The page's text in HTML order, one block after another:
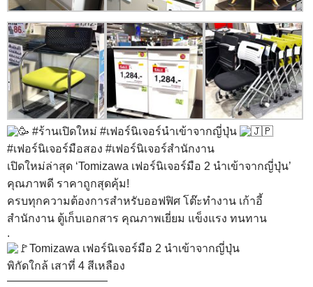
#ร้านเปิดใหม่ #เฟอร์นิเจอร์นำเข้าจากญี่ปุ่น
#เฟอร์นิเจอร์มือสอง #เฟอร์นิเจอร์สำนักงาน
เปิดใหม่ล่าสุด ‘Tomizawa เฟอร์นิเจอร์มือ 2 นำเข้าจากญี่ปุ่น’
คุณภาพดี ราคาถูกสุดคุ้ม!
ครบทุกความต้องการสำหรับออฟฟิศ โต๊ะทำงาน เก้าอี้
สำนักงาน ตู้เก็บเอกสาร คุณภาพเยี่ยม แข็งแรง ทนทาน
.
Tomizawa เฟอร์นิเจอร์มือ 2 นำเข้าจากญี่ปุ่น
พิกัดใกล้ เสาที่ 4 สีเหลือง
—————————